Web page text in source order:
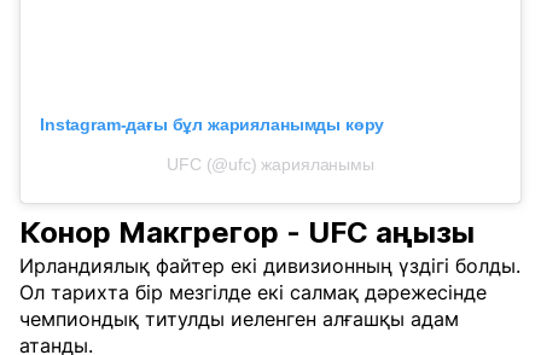
Instagram-дағы бұл жарияланымды көру
UFC (@ufc) жарияланымы
Конор Макгрегор - UFC аңызы
Ирландиялық файтер екі дивизионның үздігі болды.
Ол тарихта бір мезгілде екі салмақ дәрежесінде
чемпиондық титулды иеленген алғашқы адам
атанды.